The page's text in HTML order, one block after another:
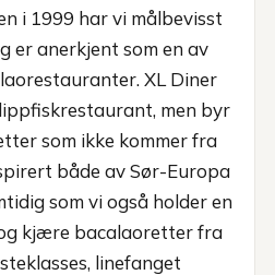
i 1999 har vi målbevisst
er anerkjent som en av
XL Diner
men byr
som ikke kommer fra
både av Sør-Europa
som vi også holder en
kjære bacalaoretter fra
linefanget